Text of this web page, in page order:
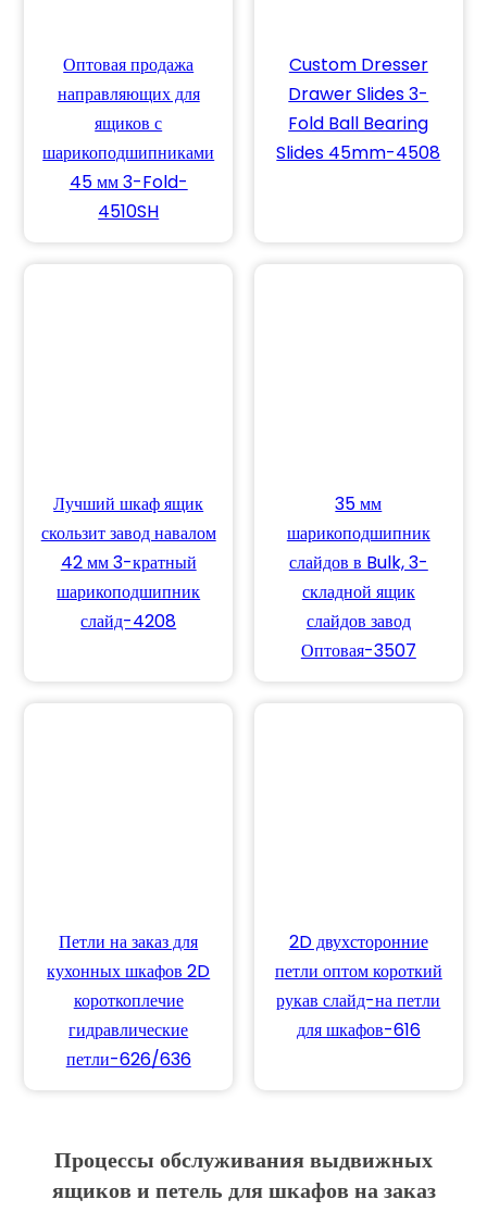
Оптовая продажа
направляющих для
ящиков с
шарикоподшипниками
45 мм 3-Fold-
4510SH
Custom Dresser
Drawer Slides 3-
Fold Ball Bearing
Slides 45mm-4508
Лучший шкаф ящик
скользит завод навалом
42 мм 3-кратный
шарикоподшипник
слайд-4208
35 мм
шарикоподшипник
слайдов в Bulk, 3-
складной ящик
слайдов завод
Оптовая-3507
Петли на заказ для
кухонных шкафов 2D
короткоплечие
гидравлические
петли-626/636
2D двухсторонние
петли оптом короткий
рукав слайд-на петли
для шкафов-616
Процессы обслуживания выдвижных
ящиков и петель для шкафов на заказ